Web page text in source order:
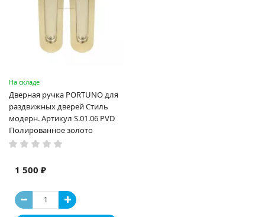
На складе
Дверная ручка PORTUNO для
раздвижных дверей Стиль
модерн. Артикул S.01.06 PVD
Полированное золото
1 500 ₽